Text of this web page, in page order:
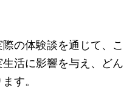
の体験談を通じて、こ
活に影響を与え、どん
す。